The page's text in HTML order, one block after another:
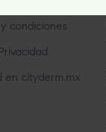
condiciones
en cityderm.mx